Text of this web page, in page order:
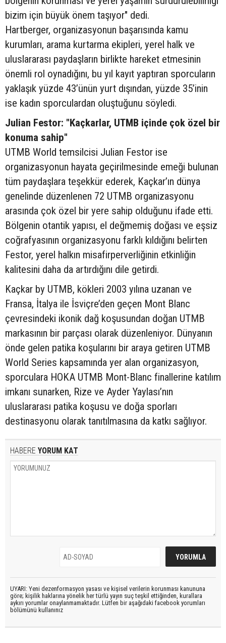
bizim için büyük önem taşıyor" dedi.
Hartberger, organizasyonun başarısında kamu
kurumları, arama kurtarma ekipleri, yerel halk ve
uluslararası paydaşların birlikte hareket etmesinin
önemli rol oynadığını, bu yıl kayıt yaptıran sporcuların
yaklaşık yüzde 43’ünün yurt dışından, yüzde 35’inin
ise kadın sporculardan oluştuğunu söyledi.
Julian Festor: "Kaçkarlar, UTMB içinde çok özel bir
konuma sahip"
UTMB World temsilcisi Julian Festor ise
organizasyonun hayata geçirilmesinde emeği bulunan
tüm paydaşlara teşekkür ederek, Kaçkar’ın dünya
genelinde düzenlenen 72 UTMB organizasyonu
arasında çok özel bir yere sahip olduğunu ifade etti.
Bölgenin otantik yapısı, el değmemiş doğası ve eşsiz
coğrafyasının organizasyonu farklı kıldığını belirten
Festor, yerel halkın misafirperverliğinin etkinliğin
kalitesini daha da artırdığını dile getirdi.
Kaçkar by UTMB, kökleri 2003 yılına uzanan ve
Fransa, İtalya ile İsviçre’den geçen Mont Blanc
çevresindeki ikonik dağ koşusundan doğan UTMB
markasının bir parçası olarak düzenleniyor. Dünyanın
önde gelen patika koşularını bir araya getiren UTMB
World Series kapsamında yer alan organizasyon,
sporculara HOKA UTMB Mont-Blanc finallerine katılım
imkanı sunarken, Rize ve Ayder Yaylası’nın
uluslararası patika koşusu ve doğa sporları
destinasyonu olarak tanıtılmasına da katkı sağlıyor.
HABERE YORUM KAT
UYARI: Yeni dezenformasyon yasası ve kişisel verilerin korunması kanununa
göre; kişilik haklarına yönelik her türlü yayın suç teşkil ettiğinden, kurallara
aykırı yorumlar onaylanmamaktadır. Lütfen bir aşağıdaki facebook yorumları
bölümünü kullanınız